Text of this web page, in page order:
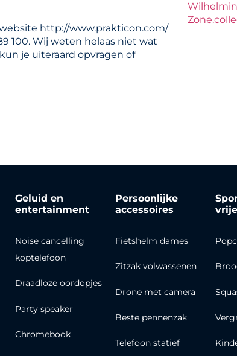
http://www.prakticon.com/
100. Wij weten helaas niet wat
je uiteraard opvragen of
Geluid en
entertainment
Noise cancelling
koptelefoon
Draadloze oordopjes
Party speaker
Chromebook
Persoonlijke
accessoires
Fietshelm dames
Zitzak volwassenen
Drone met camera
Beste pennenzak
Telefoon statief